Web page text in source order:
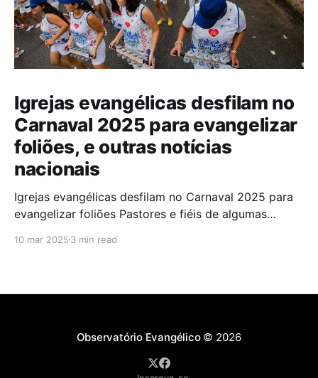
Igrejas evangélicas desfilam no
Carnaval 2025 para evangelizar
foliões, e outras notícias
nacionais
Igrejas evangélicas desfilam no Carnaval 2025 para
evangelizar foliões Pastores e fiéis de algumas
2025 com blocos de bateria, utilizando a festa como
celebração. A presença de igrejas evangélicas
10 mar 2025 3 min read
Observatório Evangélico© 2026